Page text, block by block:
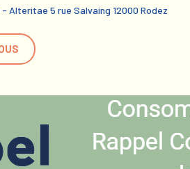
- Alteritae 5 rue Salvaing 12000 Rodez